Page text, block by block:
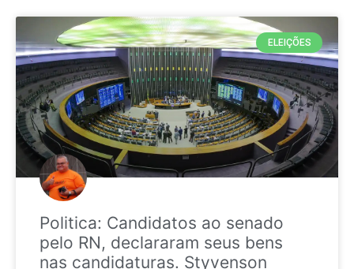
ELEIÇÕES
Politica: Candidatos ao senado
pelo RN, declararam seus bens
nas candidaturas. Styvenson